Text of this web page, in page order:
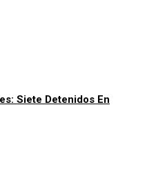
Siete Detenidos En